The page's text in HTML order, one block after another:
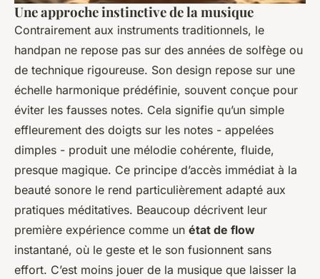
Une approche instinctive de la musique
Contrairement aux instruments traditionnels, le
handpan ne repose pas sur des années de solfège ou
de technique rigoureuse. Son design repose sur une
échelle harmonique prédéfinie, souvent conçue pour
éviter les fausses notes. Cela signifie qu’un simple
effleurement des doigts sur les notes - appelées
dimples - produit une mélodie cohérente, fluide,
presque magique. Ce principe d’accès immédiat à la
beauté sonore le rend particulièrement adapté aux
pratiques méditatives. Beaucoup décrivent leur
première expérience comme un état de flow
instantané, où le geste et le son fusionnent sans
effort. C’est moins jouer de la musique que laisser la